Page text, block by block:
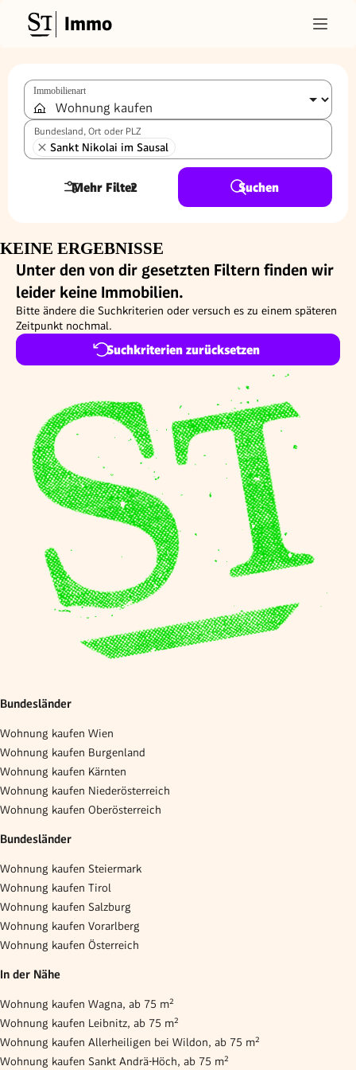
Immo
Immobilienart
Bundesland, Ort oder PLZ
Sankt Nikolai im Sausal
Mehr Filter
2 Suchen
KEINE ERGEBNISSE
Unter den von dir gesetzten Filtern finden wir
leider keine Immobilien.
Bitte ändere die Suchkriterien oder versuch es zu einem späteren
Zeitpunkt nochmal.
Suchkriterien zurücksetzen
Bundesländer
Wohnung kaufen Wien
Wohnung kaufen Burgenland
Wohnung kaufen Kärnten
Wohnung kaufen Niederösterreich
Wohnung kaufen Oberösterreich
Bundesländer
Wohnung kaufen Steiermark
Wohnung kaufen Tirol
Wohnung kaufen Salzburg
Wohnung kaufen Vorarlberg
Wohnung kaufen Österreich
In der Nähe
Wohnung kaufen Wagna, ab 75 m²
Wohnung kaufen Leibnitz, ab 75 m²
Wohnung kaufen Allerheiligen bei Wildon, ab 75 m²
Wohnung kaufen Sankt Andrä-Höch, ab 75 m²